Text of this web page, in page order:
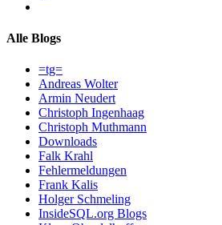
Alle Blogs
=tg=
Andreas Wolter
Armin Neudert
Christoph Ingenhaag
Christoph Muthmann
Downloads
Falk Krahl
Fehlermeldungen
Frank Kalis
Holger Schmeling
InsideSQL.org Blogs